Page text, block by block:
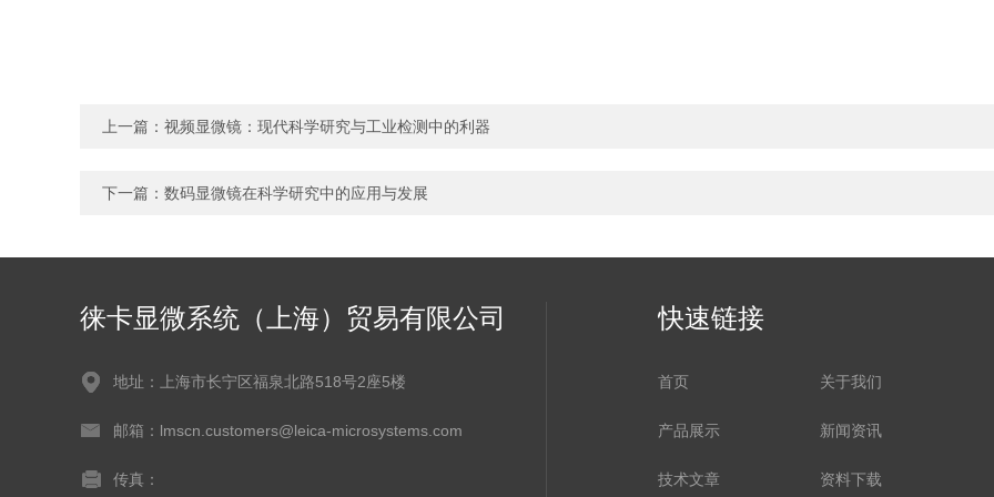
上一篇： 视频显微镜：现代科学研究与工业检测中的利器
下一篇： 数码显微镜在科学研究中的应用与发展
徕卡显微系统（上海）贸易有限公司
地址：上海市长宁区福泉北路518号2座5楼
邮箱：lmscn.customers@leica-microsystems.com
传真：
快速链接
首页 关于我们
产品展示 新闻资讯
技术文章 资料下载